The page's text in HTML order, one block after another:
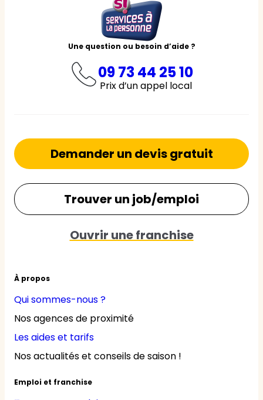
Une question ou besoin d’aide ?
09 73 44 25 10
Prix d’un appel local
À propos
Qui sommes-nous ?
Nos agences de proximité
Les aides et tarifs
Nos actualités et conseils de saison !
Emploi et franchise
Demander un devis gratuit
Trouver un job/emploi
Ouvrir une franchise